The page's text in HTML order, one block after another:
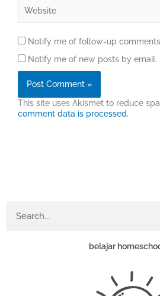
Notify me of follow-up
Notify me of new posts by email.
This site uses Akismet to reduce
comment data is processed.
belajar